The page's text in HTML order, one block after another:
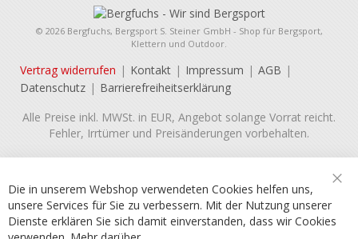
© 2026 Bergfuchs, Bergsport S. Steiner GmbH - Shop für Bergsport,
Klettern und Outdoor.
Vertrag widerrufen Kontakt Impressum
AGB
Datenschutz
Barrierefreiheitserklärung
Alle Preise inkl. MWSt. in EUR, Angebot solange Vorrat reicht.
Fehler, Irrtümer und Preisänderungen vorbehalten.
Die in unserem Webshop verwendeten Cookies helfen uns,
unsere Services für Sie zu verbessern. Mit der Nutzung unserer
Dienste erklären Sie sich damit einverstanden, dass wir Cookies